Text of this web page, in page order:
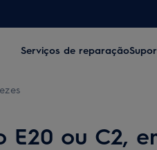
Serviços de reparação
ou C2,